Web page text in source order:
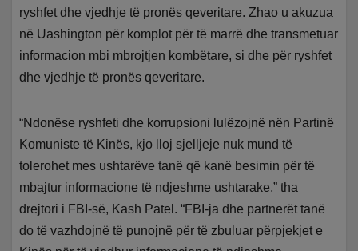
ryshfet dhe vjedhje të pronës qeveritare. Zhao u akuzua
në Uashington për komplot për të marrë dhe transmetuar
informacion mbi mbrojtjen kombëtare, si dhe për ryshfet
dhe vjedhje të pronës qeveritare.
“Ndonëse ryshfeti dhe korrupsioni lulëzojnë nën Partinë
Komuniste të Kinës, kjo lloj sjelljeje nuk mund të
tolerohet mes ushtarëve tanë që kanë besimin për të
mbajtur informacione të ndjeshme ushtarake,” tha
drejtori i FBI-së, Kash Patel. “FBI-ja dhe partnerët tanë
do të vazhdojnë të punojnë për të zbuluar përpjekjet e